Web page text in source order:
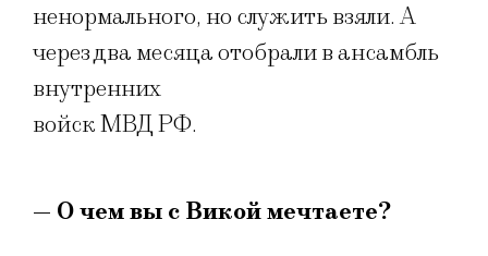
ненормального, но служить взяли. А
через два месяца отобрали в ансамбль
внутренних
войск МВД РФ.
— О чем вы с Викой мечтаете?